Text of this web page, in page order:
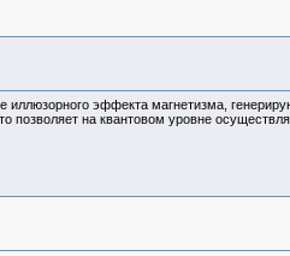
эффекта магнетизма,
позволяет на квантовом уровне